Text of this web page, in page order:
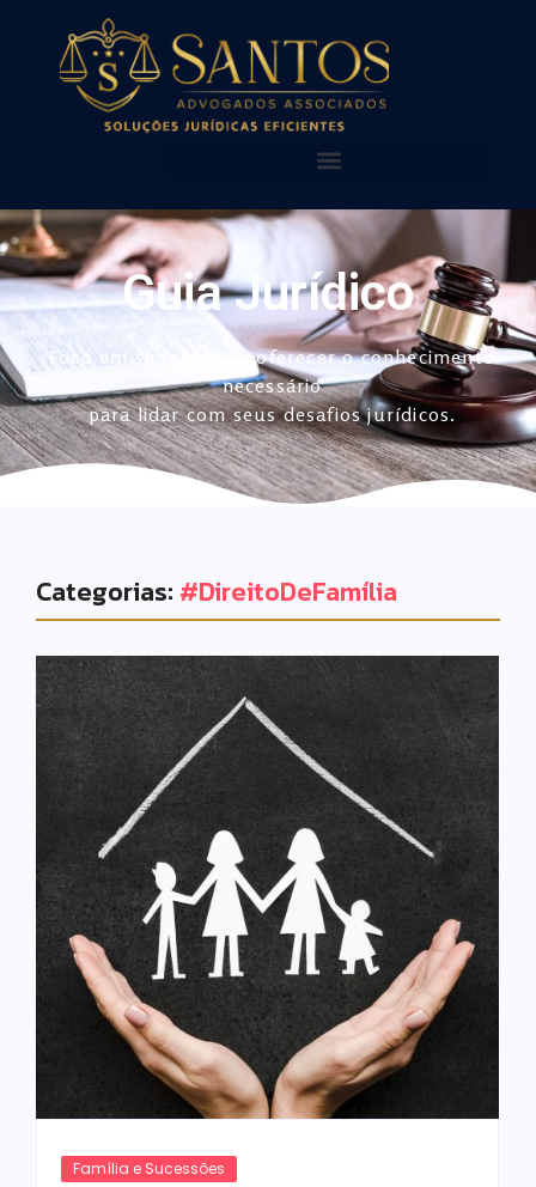
AQUI VOCÊ ENCONTRA!
NOSSAS PUBLICAÇÕES
Guia Jurídico
Foco em simplificar e oferecer o conhecimento
necessário
para lidar com seus desafios jurídicos.
Categorias: #DireitoDeFamília
Família e Sucessões